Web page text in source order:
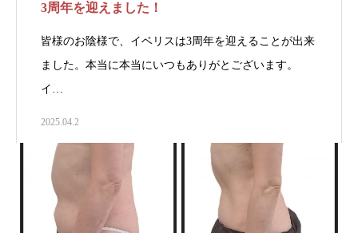
3周年を迎えました！
皆様のお陰様で、イベリスは3周年を迎えることが出来
ました。本当に本当にいつもありがとございます。
イ…
2025.04.2